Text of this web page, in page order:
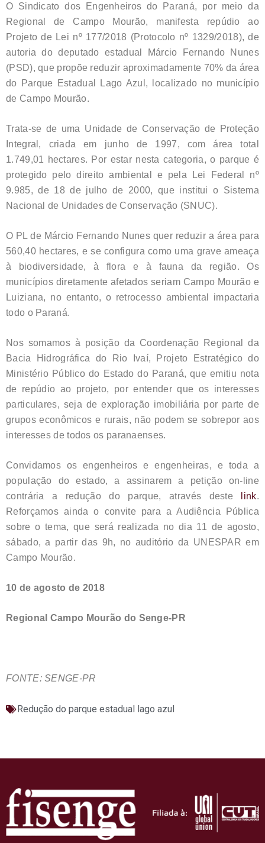
O Sindicato dos Engenheiros do Paraná, por meio da
Regional de Campo Mourão, manifesta repúdio ao
Projeto de Lei nº 177/2018 (Protocolo nº 1329/2018), de
autoria do deputado estadual Márcio Fernando Nunes
(PSD), que propõe reduzir aproximadamente 70% da área
do Parque Estadual Lago Azul, localizado no município
de Campo Mourão.
Trata-se de uma Unidade de Conservação de Proteção
Integral, criada em junho de 1997, com área total
1.749,01 hectares. Por estar nesta categoria, o parque é
protegido pelo direito ambiental e pela Lei Federal nº
9.985, de 18 de julho de 2000, que institui o Sistema
Nacional de Unidades de Conservação (SNUC).
O PL de Márcio Fernando Nunes quer reduzir a área para
560,40 hectares, e se configura como uma grave ameaça
à biodiversidade, à flora e à fauna da região. Os
municípios diretamente afetados seriam Campo Mourão e
Luiziana, no entanto, o retrocesso ambiental impactaria
todo o Paraná.
Nos somamos à posição da Coordenação Regional da
Bacia Hidrográfica do Rio Ivaí, Projeto Estratégico do
Ministério Público do Estado do Paraná, que emitiu nota
de repúdio ao projeto, por entender que os interesses
particulares, seja de exploração imobiliária por parte de
grupos econômicos e rurais, não podem se sobrepor aos
interesses de todos os paranaenses.
Convidamos os engenheiros e engenheiras, e toda a
população do estado, a assinarem a petição on-line
contrária a redução do parque, através deste
link.
Reforçamos ainda o convite para a Audiência Pública
sobre o tema, que será realizada no dia 11 de agosto,
sábado, a partir das 9h, no auditório da UNESPAR em
Campo Mourão.
10 de agosto de 2018
Regional Campo Mourão do Senge-PR
FONTE: SENGE-PR
Redução do parque estadual lago azul